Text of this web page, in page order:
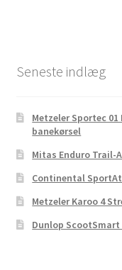
Seneste indlæg
Metzeler Sportec
banekørsel
Mitas Enduro Trail-
Continental
Metzeler Karoo 4
Dunlop